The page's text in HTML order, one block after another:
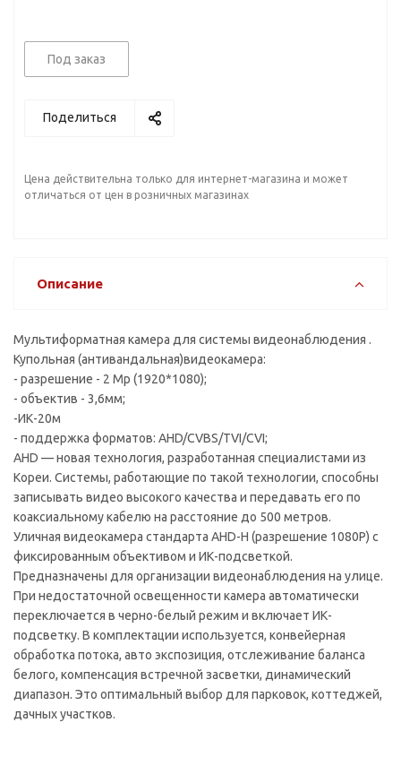
Под заказ
Поделиться
Цена действительна только для интернет-магазина и может
отличаться от цен в розничных магазинах
Описание
Мультиформатная камера для системы видеонаблюдения .
Купольная (антивандальная)видеокамера:
- разрешение - 2 Mp (1920*1080);
- объектив - 3,6мм;
-ИК-20м
- поддержка форматов: AHD/CVBS/TVI/CVI;
AHD — новая технология, разработанная специалистами из
Кореи. Системы, работающие по такой технологии, способны
записывать видео высокого качества и передавать его по
коаксиальному кабелю на расстояние до 500 метров.
Уличная видеокамера стандарта AHD-H (разрешение 1080P) с
фиксированным объективом и ИК-подсветкой.
Предназначены для организации видеонаблюдения на улице.
При недостаточной освещенности камера автоматически
переключается в черно-белый режим и включает ИК-
подсветку. В комплектации используется, конвейерная
обработка потока, авто экспозиция, отслеживание баланса
белого, компенсация встречной засветки, динамический
диапазон. Это оптимальный выбор для парковок, коттеджей,
дачных участков.